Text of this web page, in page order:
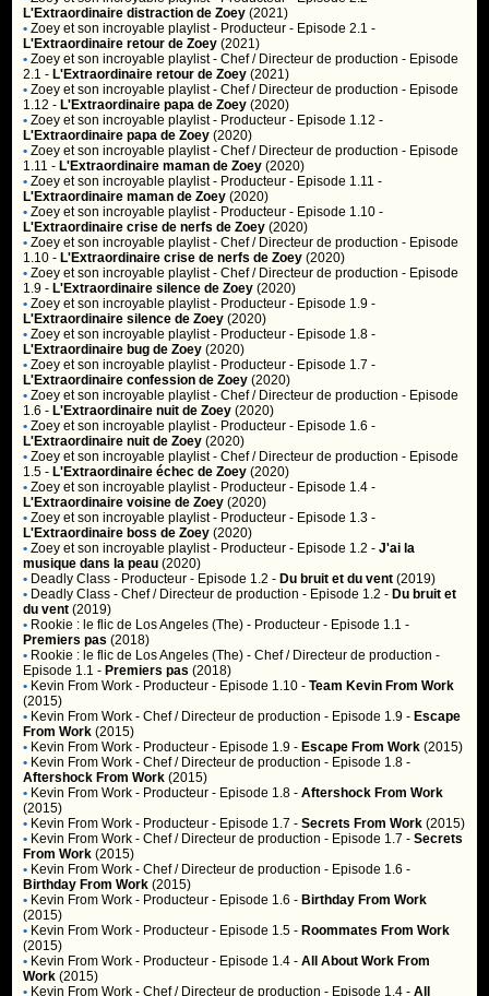
L'Extraordinaire distraction de Zoey (2021)
• Zoey et son incroyable playlist- Producteur - Episode 2.1 -
L'Extraordinaire retour de Zoey (2021)
• Zoey et son incroyable playlist- Chef / Directeur de production - Episode
2.1 - L'Extraordinaire retour de Zoey (2021)
• Zoey et son incroyable playlist- Chef / Directeur de production - Episode
1.12 - L'Extraordinaire papa de Zoey (2020)
• Zoey et son incroyable playlist- Producteur - Episode 1.12 -
L'Extraordinaire papa de Zoey (2020)
• Zoey et son incroyable playlist- Chef / Directeur de production - Episode
1.11 - L'Extraordinaire maman de Zoey (2020)
• Zoey et son incroyable playlist- Producteur - Episode 1.11 -
L'Extraordinaire maman de Zoey (2020)
• Zoey et son incroyable playlist- Producteur - Episode 1.10 -
L'Extraordinaire crise de nerfs de Zoey (2020)
• Zoey et son incroyable playlist- Chef / Directeur de production - Episode
1.10 - L'Extraordinaire crise de nerfs de Zoey (2020)
• Zoey et son incroyable playlist- Chef / Directeur de production - Episode
1.9 - L'Extraordinaire silence de Zoey (2020)
• Zoey et son incroyable playlist- Producteur - Episode 1.9 -
L'Extraordinaire silence de Zoey (2020)
• Zoey et son incroyable playlist- Producteur - Episode 1.8 -
L'Extraordinaire bug de Zoey (2020)
• Zoey et son incroyable playlist- Producteur - Episode 1.7 -
L'Extraordinaire confession de Zoey (2020)
• Zoey et son incroyable playlist- Chef / Directeur de production - Episode
1.6 - L'Extraordinaire nuit de Zoey (2020)
• Zoey et son incroyable playlist- Producteur - Episode 1.6 -
L'Extraordinaire nuit de Zoey (2020)
• Zoey et son incroyable playlist- Chef / Directeur de production - Episode
1.5 - L'Extraordinaire échec de Zoey (2020)
• Zoey et son incroyable playlist- Producteur - Episode 1.4 -
L'Extraordinaire voisine de Zoey (2020)
• Zoey et son incroyable playlist- Producteur - Episode 1.3 -
L'Extraordinaire boss de Zoey (2020)
• Zoey et son incroyable playlist- Producteur - Episode 1.2 -J'ai la
musique dans la peau (2020)
• Deadly Class - Producteur - Episode 1.2 - Du bruit et du vent (2019)
• Deadly Class - Chef / Directeur de production - Episode 1.2 - Du bruit et
du vent (2019)
• Rookie : le flic de Los Angeles (The) - Producteur - Episode 1.1 -
Premiers pas (2018)
• Rookie : le flic de Los Angeles (The) - Chef / Directeur de production -
Episode 1.1 - Premiers pas (2018)
• Kevin From Work - Producteur - Episode 1.10 -Team Kevin From Work
(2015)
• Kevin From Work - Chef / Directeur de production - Episode 1.9 - Escape
From Work (2015)
• Kevin From Work - Producteur - Episode 1.9 - Escape From Work (2015)
• Kevin From Work - Chef / Directeur de production - Episode 1.8 -
Aftershock From Work (2015)
• Kevin From Work - Producteur - Episode 1.8 -Aftershock From Work
(2015)
• Kevin From Work - Producteur - Episode 1.7 -Secrets From Work (2015)
• Kevin From Work - Chef / Directeur de production - Episode 1.7 -Secrets
From Work (2015)
• Kevin From Work - Chef / Directeur de production - Episode 1.6 -
Birthday From Work (2015)
• Kevin From Work - Producteur - Episode 1.6 - Birthday From Work
(2015)
• Kevin From Work - Producteur - Episode 1.5 - Roommates From Work
(2015)
• Kevin From Work - Producteur - Episode 1.4 -All About Work From
Work (2015)
• Kevin From Work - Chef / Directeur de production - Episode 1.4 -All